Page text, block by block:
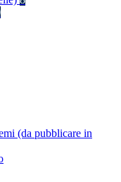
(da pubblicare in